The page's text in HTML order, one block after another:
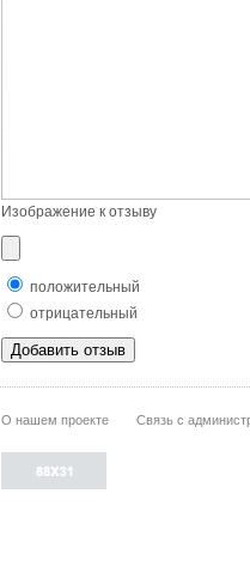
Изображение к отзыву
положительный
отрицательный
О нашем проекте Связь с